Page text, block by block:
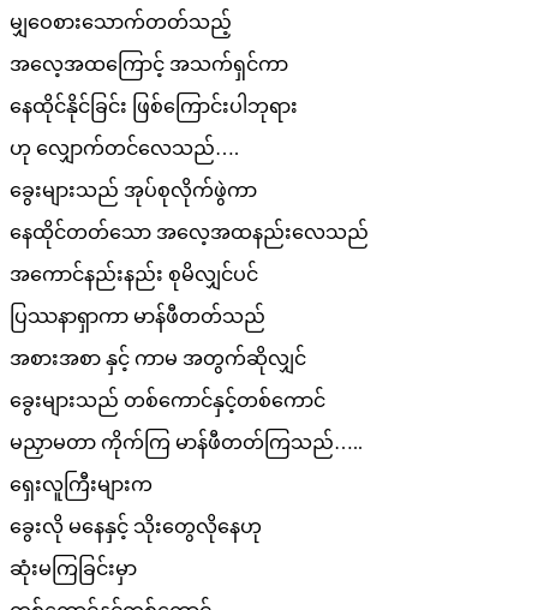
မျှဝေစားသောက်တတ်သည့်
အလေ့အထကြောင့် အသက်ရှင်ကာ
နေထိုင်နိုင်ခြင်း ဖြစ်ကြောင်းပါဘုရား
ဟု လျှောက်တင်လေသည်….
ခွေးများသည် အုပ်စုလိုက်ဖွဲကာ
နေထိုင်တတ်သော အလေ့အထနည်းလေသည်
အကောင်နည်းနည်း စုမိလျှင်ပင်
ပြဿနာရှာကာ မာန်ဖီတတ်သည်
အစားအစာ နှင့် ကာမ အတွက်ဆိုလျှင်
ခွေးများသည် တစ်ကောင်နှင့်တစ်ကောင်
မညှာမတာ ကိုက်ကြ မာန်ဖီတတ်ကြသည်…..
ရှေးလူကြီးများက
ခွေးလို မနေနှင့် သိုးတွေလိုနေဟု
ဆုံးမကြခြင်းမှာ